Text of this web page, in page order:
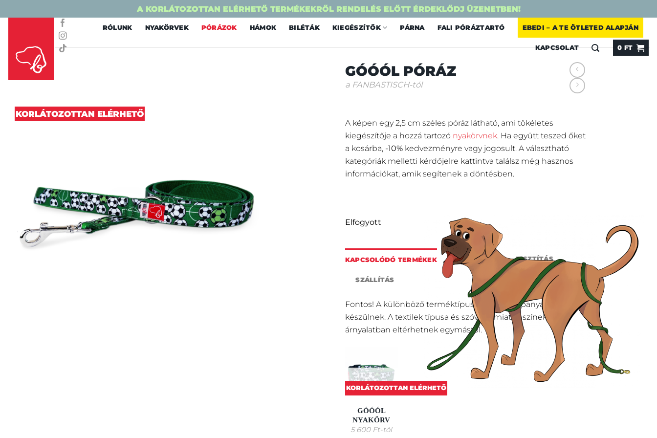
A KORLÁTOZOTTAN ELÉRHETŐ TERMÉKEKRŐL RENDELÉS ELŐTT ÉRDEKLŐDJ ÜZENETBEN!
content
RÓLUNK NYAKÖRVEK PÓRÁZOK HÁMOK BILÉTÁK KIEGÉSZÍTŐK PÁRNA FALI PÓRÁZTARTÓ EBEDI – A TE ÖTLETED ALAPJÁN
KAPCSOLAT 0 FT
KORLÁTOZOTTAN ELÉRHETŐ
GÓÓÓL PÓRÁZ
a FANBASTISCH-tól
A képen egy 2,5 cm széles póráz látható, ami tökéletes
kiegészítője a hozzá tartozó nyakörvnek. Ha együtt teszed őket
a kosárba, -10%kedvezményre vagy jogosult. A választható
kategóriák melletti kérdőjelre kattintva találsz még hasznos
információkat, amik segítenek a döntésben.
Elfogyott
KAPCSOLÓDÓ TERMÉKEK INFORMÁCIÓK TISZTÍTÁS
SZÁLLÍTÁS
Fontos! A különböző terméktípusok eltérő alapanyagokra
készülnek. A textilek típusa és szövése miatt a színek
árnyalatban eltérhetnek egymástól.
KORLÁTOZOTTAN ELÉRHETŐ
ELFOGYOTT
GÓÓÓL
NYAKÖRV
5 600 Ft-tól